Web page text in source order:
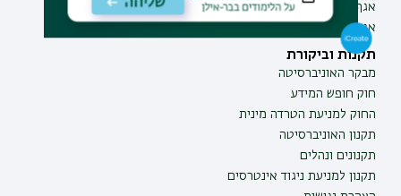
אגף התקשוב
אגף התפעול
תקנות וביקורת
מבקר האוניברסיטה
חוק חופש המידע
החוק למניעת הטרדה מינית
תקנון האוניברסיטה
תקנונים ונהלים
תקנון למניעת ניגוד אינטרסים